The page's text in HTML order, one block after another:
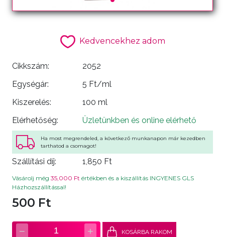
Kedvencekhez adom
Cikkszám:
2052
Egységár:
5 Ft/ml
Kiszerelés:
100 ml
Elérhetőség:
Üzletünkben és online elérhető
Ha most megrendeled, a következő munkanapon már kezedben
tarthatod a csomagot!
Szállítási díj: 1,850 Ft
Vásárolj még 35,000 Ft értékben és a kiszállítás INGYENES GLS
Házhozszállítással!
500 Ft
− 1 + KOSÁRBA RAKOM